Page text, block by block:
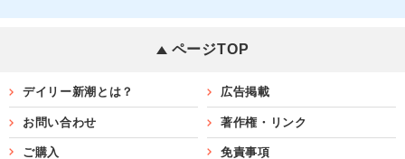
ページTOP
デイリー新潮とは？ 広告掲載
お問い合わせ 著作権・リンク
ご購入 免責事項